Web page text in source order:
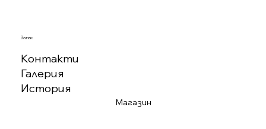
За нас
Контакти
Галерия
История
Магазин